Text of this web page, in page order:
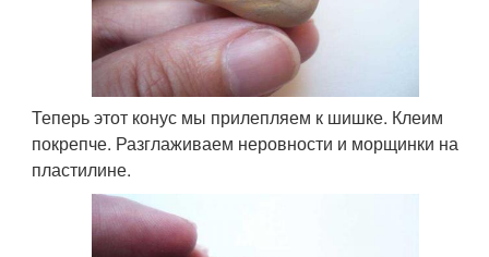
Теперь этот конус мы прилепляем к шишке. Клеим
покрепче. Разглаживаем неровности и морщинки на
пластилине.